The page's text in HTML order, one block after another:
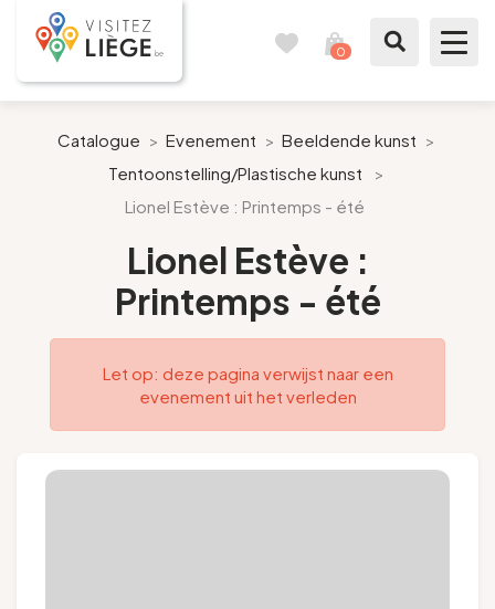
0
Bereid mijn verblijf voor
Onze suggesties
Pays de Liège
Pers
Catalogue > Evenement > Beeldende kunst >
Tentoonstelling/Plastische kunst
>
Lionel Estève : Printemps - été
Lionel Estève :
Printemps - été
Let op: deze pagina verwijst naar een
evenement uit het verleden